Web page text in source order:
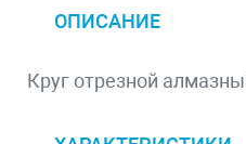
ОПИСАНИЕ
Круг отрезной